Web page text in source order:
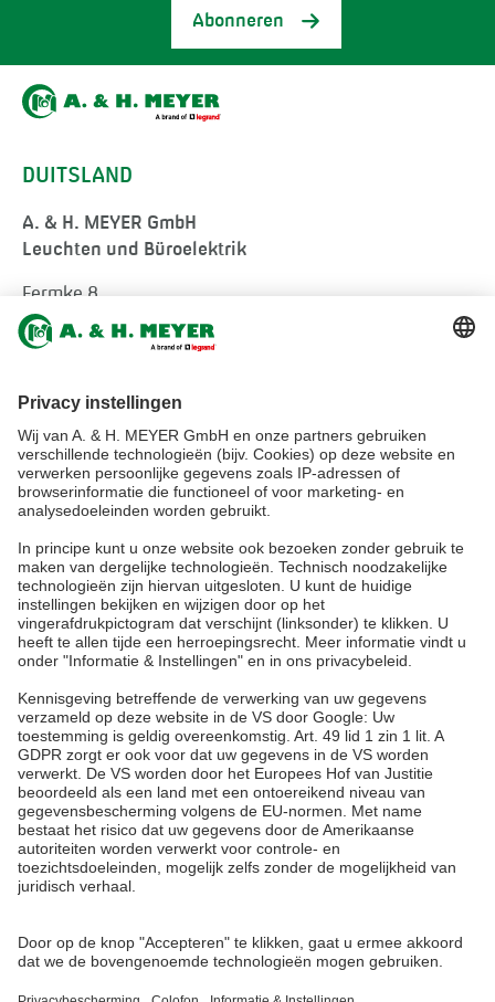
Abonneren
DUITSLAND
A. & H. MEYER GmbH
Leuchten und Büroelektrik
Fermke 8
32694 Dörentrup
Germany
tel.:
+49 5265 9488-0
info@ah-meyer.de
MALEISIË
A. & H. MEYER Sdn. Bhd.
528797-M
No. 3, Jalan Astaka U8/84
Section U8, Bukit Jelutong
40150 Shah Alam, Selangor
Malaysia
tel.:+60 3 7845 7277
sales@ah-meyer.com.my
Contact formulier